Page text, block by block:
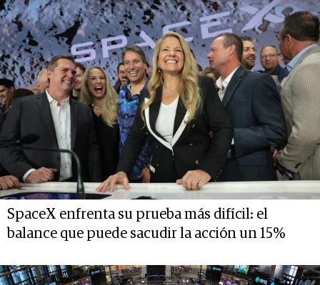
SpaceX enfrenta su prueba más difícil: el
balance que puede sacudir la acción un 15%